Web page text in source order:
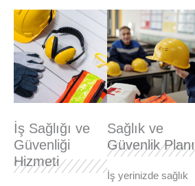
İş Sağlığı ve
Güvenliği
Hizmeti
Sağlık ve
Güvenlik Planı
İş yerinizde sağlık